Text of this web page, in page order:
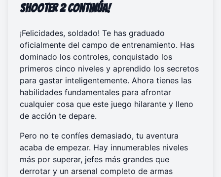
Shooter 2 continúa!
¡Felicidades, soldado! Te has graduado
oficialmente del campo de entrenamiento. Has
dominado los controles, conquistado los
primeros cinco niveles y aprendido los secretos
para gastar inteligentemente. Ahora tienes las
habilidades fundamentales para afrontar
cualquier cosa que este juego hilarante y lleno
de acción te depare.
Pero no te confíes demasiado, tu aventura
acaba de empezar. Hay innumerables niveles
más por superar, jefes más grandes que
derrotar y un arsenal completo de armas